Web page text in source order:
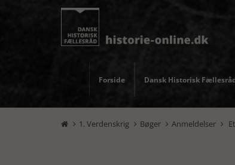
Forside Dansk Historisk
 1. Verdenskrig  Bøger  Anmeldelser 